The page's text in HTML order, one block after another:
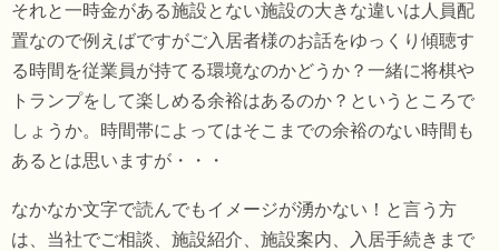
それと一時金がある施設とない施設の大きな違いは人員配
置なので例えばですがご入居者様のお話をゆっくり傾聴す
る時間を従業員が持てる環境なのかどうか？一緒に将棋や
トランプをして楽しめる余裕はあるのか？というところで
しょうか。時間帯によってはそこまでの余裕のない時間も
あるとは思いますが・・・
なかなか文字で読んでもイメージが湧かない！と言う方
は、当社でご相談、施設紹介、施設案内、入居手続きまで